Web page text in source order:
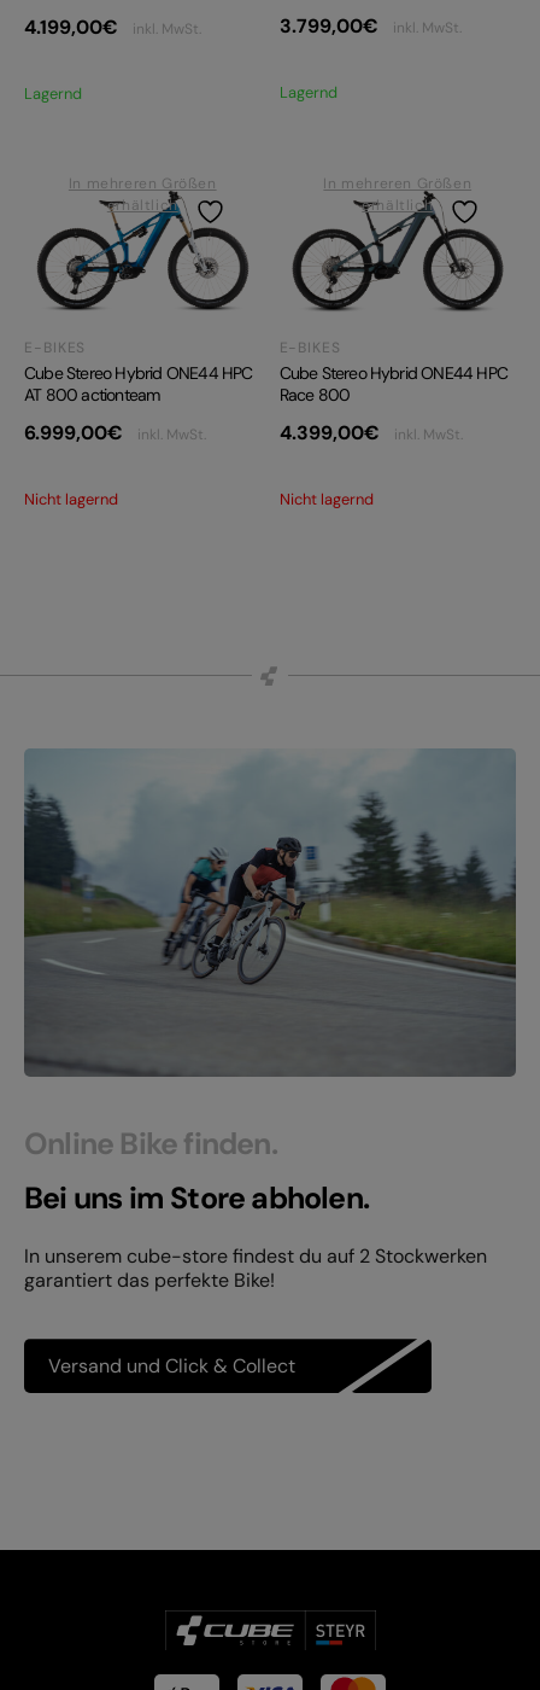
4.199,00€ inkl. MwSt.
Lagernd
3.799,00€ inkl. MwSt.
Lagernd
In mehreren Größen
erhältlich
E-BIKES
Cube Stereo Hybrid ONE44 HPC
AT 800 actionteam
6.999,00€ inkl. MwSt.
Nicht lagernd
In mehreren Größen
erhältlich
E-BIKES
Cube Stereo Hybrid ONE44 HPC
Race 800
4.399,00€ inkl. MwSt.
Nicht lagernd
Online Bike finden.
Bei uns im Store abholen.
In unserem cube-store findest du auf 2 Stockwerken
garantiert das perfekte Bike!
Versand und Click & Collect